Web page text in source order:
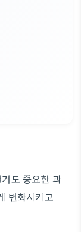
도 중요한 과
변화시키고